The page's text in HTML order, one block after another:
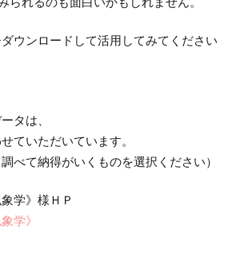
ウンロードして活用してみてください
タは、
ていただいています。
べて納得がいくものを選択ください）
学》様ＨＰ
学》